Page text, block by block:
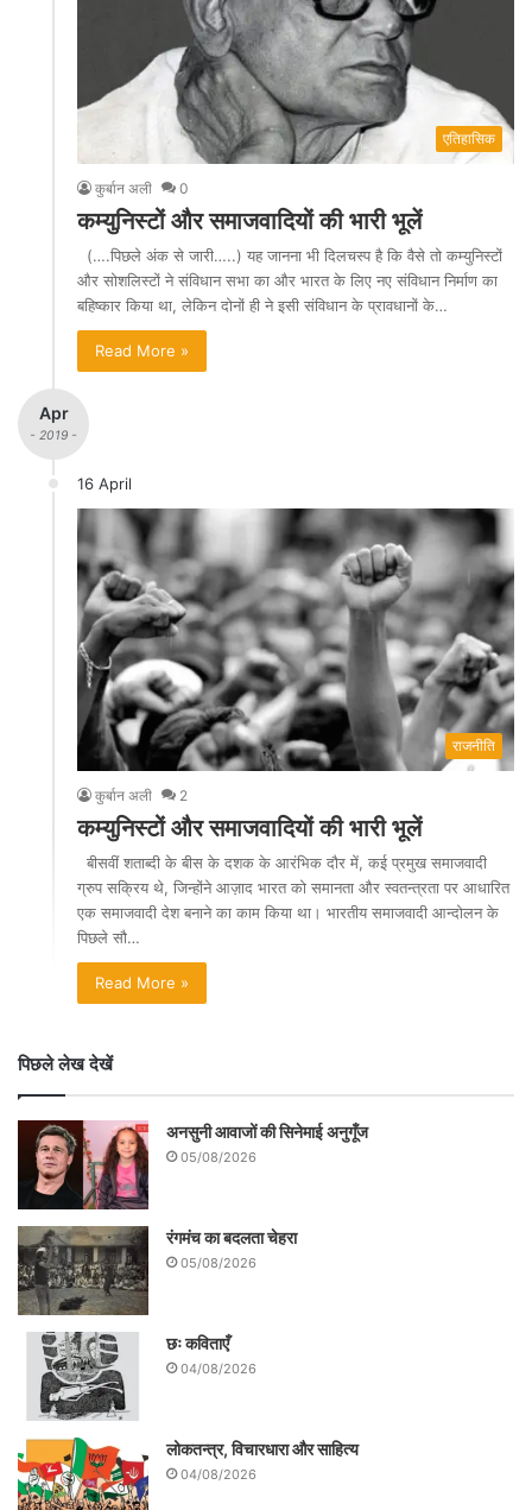
एतिहासिक
कुर्बान अली 0
कम्युनिस्टों और समाजवादियों की भारी भूलें
(….पिछले अंक से जारी…..) यह जानना भी दिलचस्प है कि वैसे तो कम्युनिस्टों
और सोशलिस्टों ने संविधान सभा का और भारत के लिए नए संविधान निर्माण का
बहिष्कार किया था, लेकिन दोनों ही ने इसी संविधान के प्रावधानों के…
Read More »
Apr
- 2019 -
16 April
राजनीति
कुर्बान अली 2
कम्युनिस्टों और समाजवादियों की भारी भूलें
बीसवीं शताब्दी के बीस के दशक के आरंभिक दौर में, कई प्रमुख समाजवादी
ग्रुप सक्रिय थे, जिन्होंने आज़ाद भारत को समानता और स्वतन्त्रता पर आधारित
एक समाजवादी देश बनाने का काम किया था। भारतीय समाजवादी आन्दोलन के
पिछले सौ…
Read More »
पिछले लेख देखें
अनसुनी आवाजों की सिनेमाई अनुगूँज
05/08/2026
रंगमंच का बदलता चेहरा
05/08/2026
छः कविताएँ
04/08/2026
लोकतन्त्र, विचारधारा और साहित्य
04/08/2026